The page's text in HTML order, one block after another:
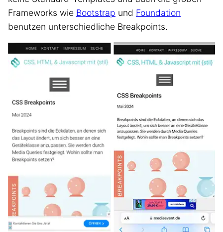
Frameworks wie Bootstrap und Foundation
benutzen unterschiedliche Breakpoints.